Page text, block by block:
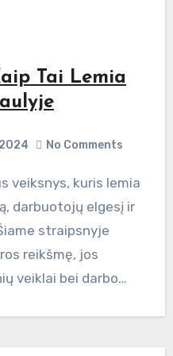
Tai Lemia
No Comments
darbuotojų elgesį ir
straipsnyje
reikšmę, jos
veiklai bei darbo…